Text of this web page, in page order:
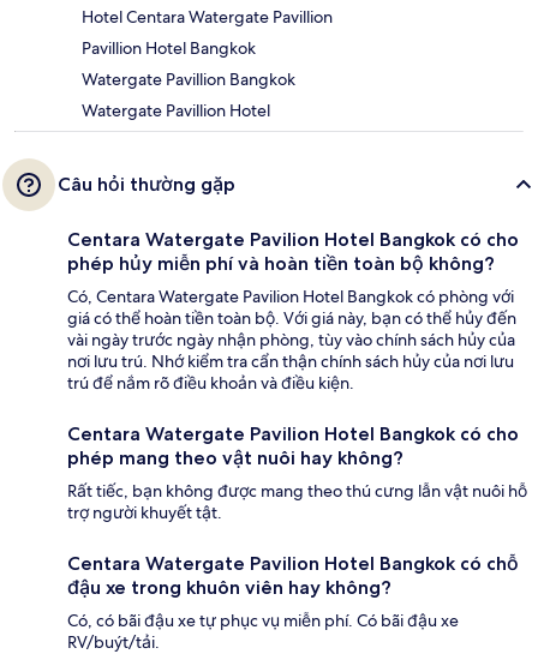
Hotel Centara Watergate Pavillion
Pavillion Hotel Bangkok
Watergate Pavillion Bangkok
Watergate Pavillion Hotel
Câu hỏi thường gặp
Centara Watergate Pavilion Hotel Bangkok có cho
phép hủy miễn phí và hoàn tiền toàn bộ không?
Có, Centara Watergate Pavilion Hotel Bangkok có phòng với
giá có thể hoàn tiền toàn bộ. Với giá này, bạn có thể hủy đến
vài ngày trước ngày nhận phòng, tùy vào chính sách hủy của
nơi lưu trú. Nhớ kiểm tra cẩn thận chính sách hủy của nơi lưu
trú để nắm rõ điều khoản và điều kiện.
Centara Watergate Pavilion Hotel Bangkok có cho
phép mang theo vật nuôi hay không?
Rất tiếc, bạn không được mang theo thú cưng lẫn vật nuôi hỗ
trợ người khuyết tật.
Centara Watergate Pavilion Hotel Bangkok có chỗ
đậu xe trong khuôn viên hay không?
Có, có bãi đậu xe tự phục vụ miễn phí. Có bãi đậu xe
RV/buýt/tải.